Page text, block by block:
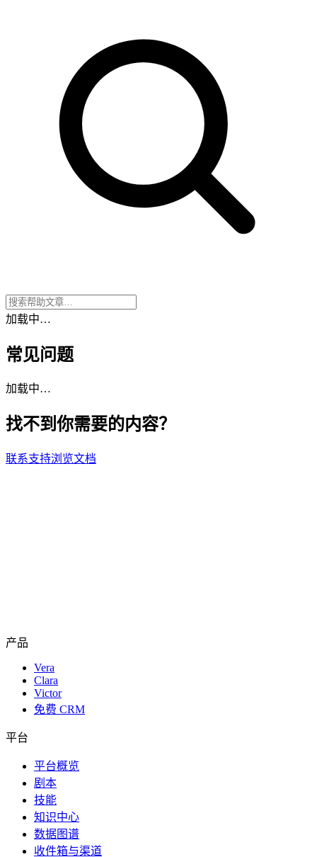
加载中…
常见问题
加载中…
找不到你需要的内容？
联系支持浏览文档
产品
Vera
Clara
Victor
免费 CRM
平台
平台概览
剧本
技能
知识中心
数据图谱
收件箱与渠道